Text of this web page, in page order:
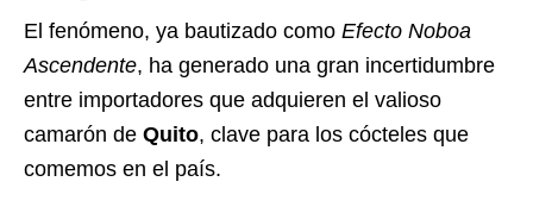
El fenómeno, ya bautizado como Efecto Noboa
Ascendente, ha generado una gran incertidumbre
entre importadores que adquieren el valioso
camarón de Quito, clave para los cócteles que
comemos en el país.